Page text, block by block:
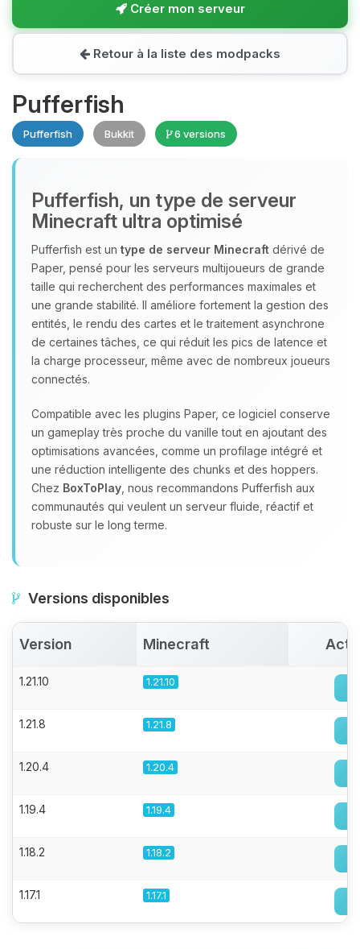
Créer mon serveur
Retour à la liste des modpacks
Pufferfish
Pufferfish Bukkit 6 versions
Pufferfish, un type de serveur
Minecraft ultra optimisé
Pufferfish est un type de serveur Minecraft dérivé de
Paper, pensé pour les serveurs multijoueurs de grande
taille qui recherchent des performances maximales et
une grande stabilité. Il améliore fortement la gestion des
entités, le rendu des cartes et le traitement asynchrone
de certaines tâches, ce qui réduit les pics de latence et
la charge processeur, même avec de nombreux joueurs
connectés.
Compatible avec les plugins Paper, ce logiciel conserve
un gameplay très proche du vanille tout en ajoutant des
optimisations avancées, comme un profilage intégré et
une réduction intelligente des chunks et des hoppers.
Chez BoxToPlay , nous recommandons Pufferfish aux
communautés qui veulent un serveur fluide, réactif et
robuste sur le long terme.
Versions disponibles
Version Minecraft
1.21.10 1.21.10
1.21.8 1.21.8
1.20.4 1.20.4
1.19.4 1.19.4
1.18.2 1.18.2
1.17.1 1.17.1
Youpi, enfin quelqu’un pour me
parler ! Moi c’est Choupy, ton petit
assistant BoxToPlay. Dis-moi ce dont
tu as besoin et je vais remuer mes
petits circuits pour t’aider.
08/08/2026 à 02:57